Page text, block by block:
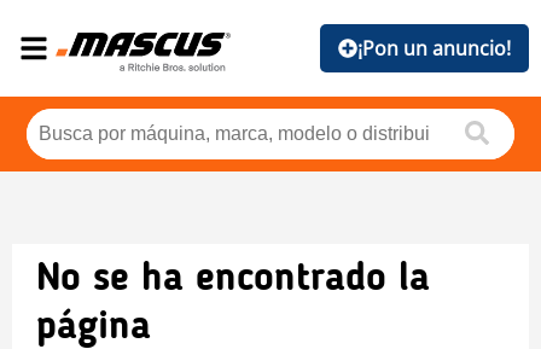
¡Pon un anuncio!
No se ha encontrado la
página